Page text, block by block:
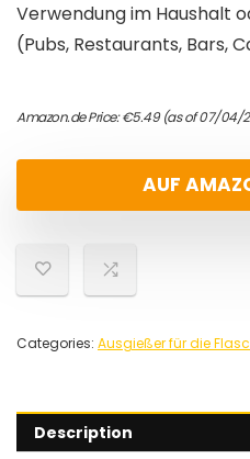
Verwendung im Haushalt
(Pubs, Restaurants, Bars,
Amazon.de Price:€5.49(as of 07/04/
AUF
Categories: Ausgießer für die
Description